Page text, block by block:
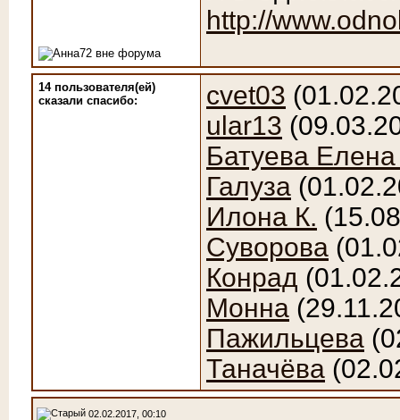
http://
14 пользователя(ей)
сказали cпасибо:
cvet03
ular13
Батуева
Галуза
Илона К.
Суворова
Конрад
Монна
Пажильцева
Таначёва
02.02.2017, 00:10